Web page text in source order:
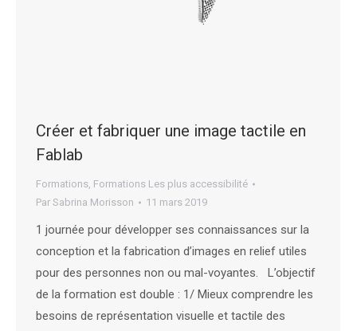
Créer et fabriquer une image tactile en
Fablab
Formations, Formations Les plus accessibilité
Par Sabrina Morisson 11 mars 2019
1 journée pour développer ses connaissances sur la
conception et la fabrication d’images en relief utiles
pour des personnes non ou mal-voyantes. L’objectif
de la formation est double : 1/ Mieux comprendre les
besoins de représentation visuelle et tactile des